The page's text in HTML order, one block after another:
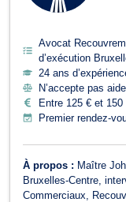
Avocat
d’exécution
24 ans
N’accepte pas
Entre 125 € et 150
Premier rendez-
À propos : Maître
Bruxelles-Centre,
Commerciaux,